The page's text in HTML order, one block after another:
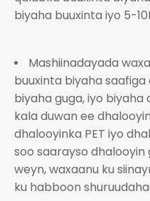
biyaha buuxinta iyo 5-
Mashiinadayada
buuxinta biyaha
biyaha guga, iyo
kala duwan ee
dhalooyinka PET iyo
soo saarayso
weyn, waxaanu ku
ku habboon